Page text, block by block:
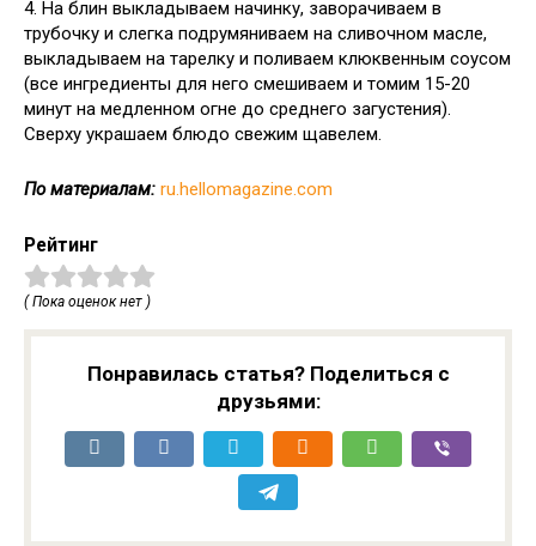
4. На блин выкладываем начинку, заворачиваем в
трубочку и слегка подрумяниваем на сливочном масле,
выкладываем на тарелку и поливаем клюквенным соусом
(все ингредиенты для него смешиваем и томим 15-20
минут на медленном огне до среднего загустения).
Сверху украшаем блюдо свежим щавелем.
По материалам: ru.hellomagazine.com
Рейтинг
( Пока оценок нет )
Понравилась статья? Поделиться с
друзьями: